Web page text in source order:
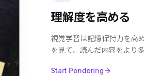
理解度を高める
視覚学習は記憶保持力を高
を見て、読んだ内容をより
Start Pondering